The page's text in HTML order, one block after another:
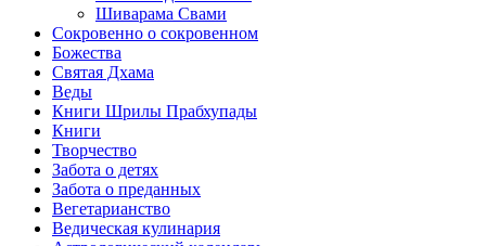
Шиварама Свами
Сокровенно о сокровенном
Божества
Святая Дхама
Веды
Книги Шрилы Прабхупады
Книги
Творчество
Забота о детях
Забота о преданных
Вегетарианство
Ведическая кулинария